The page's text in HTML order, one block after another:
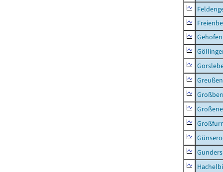
Gehofen